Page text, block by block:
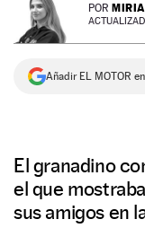
POR
Añadir EL MOTOR
El granadino
el que
sus amigos en